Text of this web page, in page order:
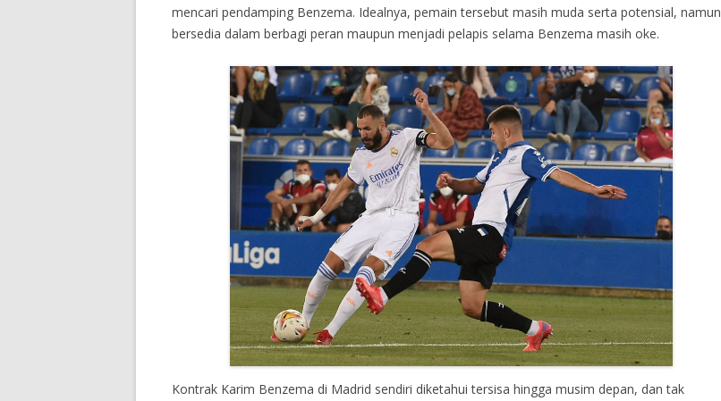
mencari pendamping Benzema. Idealnya, pemain tersebut masih muda serta potensial, namun
bersedia dalam berbagi peran maupun menjadi pelapis selama Benzema masih oke.
Kontrak Karim Benzema di Madrid sendiri diketahui tersisa hingga musim depan, dan tak